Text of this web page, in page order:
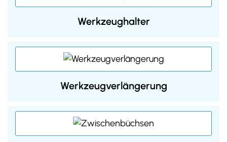
Werkzeughalter
Werkzeugverlängerung